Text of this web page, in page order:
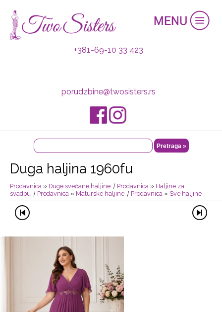
+381-69-10 33 423
porudzbine@twosisters.rs
Duga haljina 1960fu
Prodavnica » Duge svečane haljine | Prodavnica » Haljine za
svadbu | Prodavnica » Maturske haljine | Prodavnica » Sve haljine